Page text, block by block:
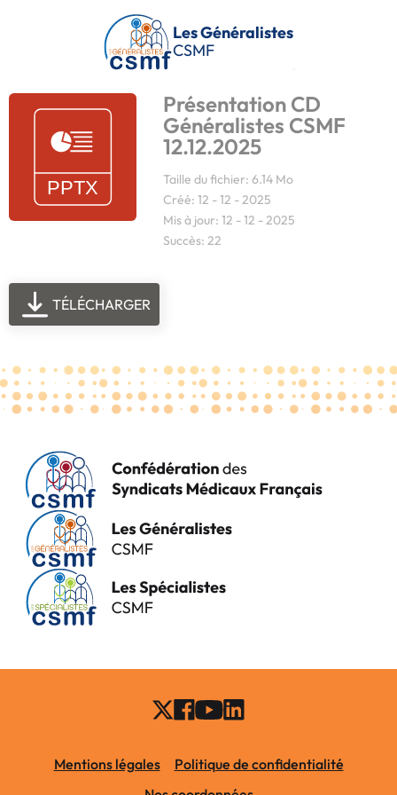
Passer au contenu principal
Les Généralistes
CSMF
Présentation CD
Généralistes CSMF
12.12.2025
Taille du fichier: 6.14 Mo
Créé: 12 - 12 - 2025
Mis à jour: 12 - 12 - 2025
Succès: 22
TÉLÉCHARGER
Mentions légales
Politique de confidentialité